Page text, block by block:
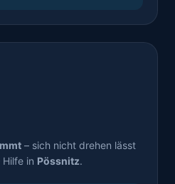
– sich nicht drehen lässt
in Pössnitz.